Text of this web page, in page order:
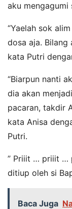
aku mengagumi
“Yaelah sok
dosa aja. Bilang
kata Putri
“Biarpun nanti
dia akan
pacaran, takdir
kata Anisa
Putri.
” Priiit … priiit …
ditiup oleh si
Baca Juga